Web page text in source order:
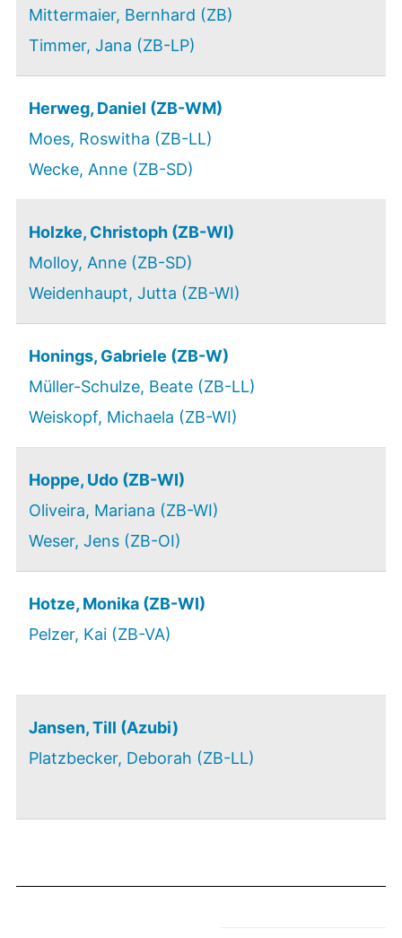
Mittermaier, Bernhard (ZB)
Timmer, Jana (ZB-LP)
Herweg, Daniel (ZB-WM)
Moes, Roswitha (ZB-LL)
Wecke, Anne (ZB-SD)
Holzke, Christoph (ZB-WI)
Molloy, Anne (ZB-SD)
Weidenhaupt, Jutta (ZB-WI)
Honings, Gabriele (ZB-W)
Müller-Schulze, Beate (ZB-LL)
Weiskopf, Michaela (ZB-WI)
Hoppe, Udo (ZB-WI)
Oliveira, Mariana (ZB-WI)
Weser, Jens (ZB-OI)
Hotze, Monika (ZB-WI)
Pelzer, Kai (ZB-VA)
Jansen, Till (Azubi)
Platzbecker, Deborah (ZB-LL)